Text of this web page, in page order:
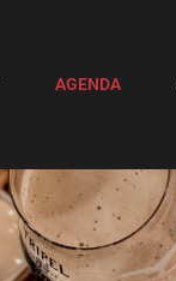
AGENDA